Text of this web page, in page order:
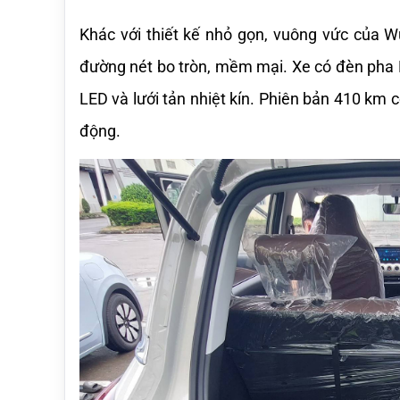
Khác với thiết kế nhỏ gọn, vuông vức của
đường nét bo tròn, mềm mại. Xe có đèn
LED và lưới tản nhiệt kín. Phiên bản 410
động.